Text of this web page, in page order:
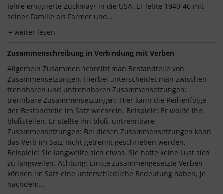
Jahre emigrierte Zuckmayr in die USA. Er lebte 1940-46 mit
seiner Familie als Farmer und...
weiter lesen
Zusammenschreibung in Verbindung mit Verben
Allgemein Zusammen schreibt man Bestandteile von
Zusammensetzungen. Hierbei unterscheidet man zwischen
trennbaren und untrennbaren Zusammensetzungen:
trennbare Zusammensetzungen: Hier kann die Reihenfolge
der Bestandteile im Satz wechseln. Beispiele: Er wollte ihn
bloßstellen. Er stellte ihn bloß. untrennbare
Zusammensetzungen: Bei diesen Zusammensetzungen kann
das Verb im Satz nicht getrennt geschrieben werden.
Beispiele: Sie langweilte sich etwas. Sie hatte keine Lust sich
zu langweilen. Achtung: Einige zusammengesetzte Verben
können im Satz eine unterschiedliche Bedeutung haben, je
nachdem...